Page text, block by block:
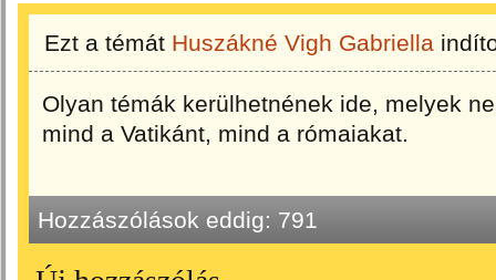
Ezt a témát Huszákné Vigh Gabriella
Olyan témák kerülhetnének ide, melyek
mind a Vatikánt, mind a rómaiakat.
Hozzászólások eddig: 791